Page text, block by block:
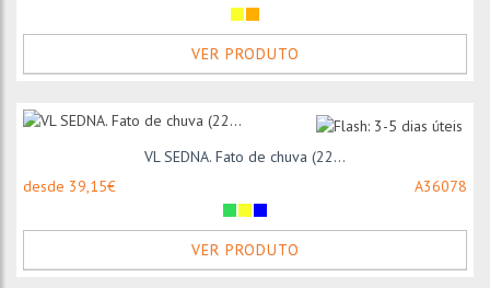
VER PRODUTO
VL SEDNA. Fato de chuva (22...
desde 39,15€
A36078
VER PRODUTO